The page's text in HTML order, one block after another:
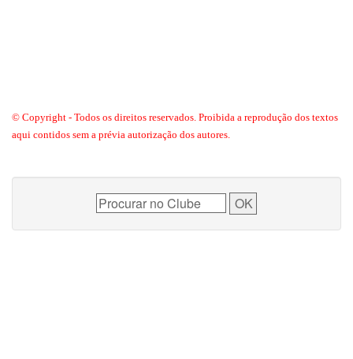
© Copyright - Todos os direitos reservados. Proibida a reprodução dos textos
aqui contidos sem a prévia autorização dos autores.